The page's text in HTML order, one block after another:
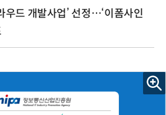
우드 개발사업’ 선정…‘이폼사인